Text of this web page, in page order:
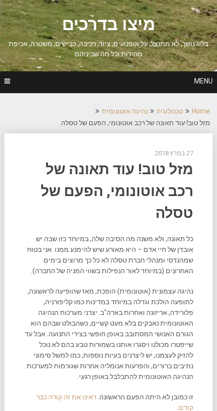
Skip
to
content
מיצו בדרכים
בלוג נושך, לא מתנצל, על אופנועים, ציוד, רכיבה, כבישים, משטרה, אכיפת
מהירות וכל מה שביניהם
MENU
Home טכנולוגיה
נהיגה אוטונומית
מזל טוב! עוד תאונה של רכב אוטונומי, הפעם של טסלה
27 במרץ 2018
מזל טוב! עוד תאונה של
רכב אוטונומי, הפעם של
טסלה
כל תאונה, ולא משנה מה הסיבה שלה, במיוחד כזו שבה יש
אובדן של חיי אדם – היא מאורע שיש להימנע ממנו. אני בטוח
שמהנדסי ומנהלי חברת טסלה לא כל כך מרוצים בימים
האחרונים (במיוחד לאור הנפילות בשווי המניה של החברה).
נהיגה עצמונית (אוטונומית) הופכת, מאז שהופיעה לראשונה,
לתופעה הולכת וגדלה במיוחד במדינות כמו קליפורניה,
פלורידה, אריזונה ואחרות בארה"ב. יצרני מערכות הנהיגה
האוטונומית נאבקים בלא מעט קשיים, כשהבולט שבהם הוא
הגורם האנושי המסתובב באופן חופשי בצירי התנועה. אבל עד
שייפטרו מכולנו ויסגרו אותנו בשמורות טבע בהם לא נוכל
להזיק לעצמנו, יש ליצרנים בעיות נוספות, כמו למשל סימוני
נתיבים ברורים, והפרעות אנומליה אחרות שגורמות למערכות
הנהיגה האוטונומית להתבלבל באופן רגעי.
זו כמובן לא היתה הפעם הראשונה. ראינו את זה קורה כבר
קודם